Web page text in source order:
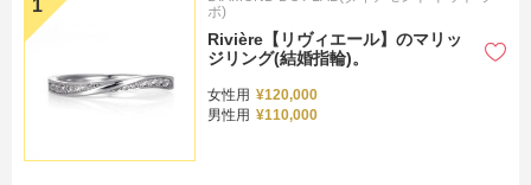
ボ)
Rivière【リヴィエール】のマリッ
ジリング(結婚指輪)。
女性用 ¥120,000
男性用 ¥110,000